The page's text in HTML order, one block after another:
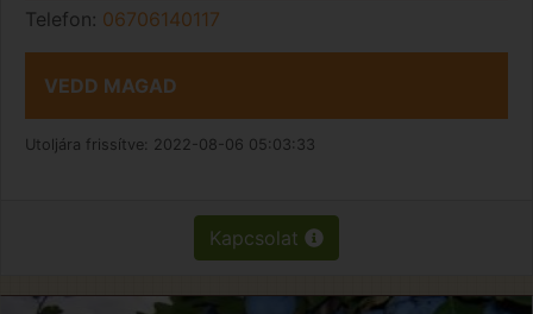
Telefon: 06706140117
VEDD MAGAD
Utoljára frissítve: 2022-08-06 05:03:33
Kapcsolat